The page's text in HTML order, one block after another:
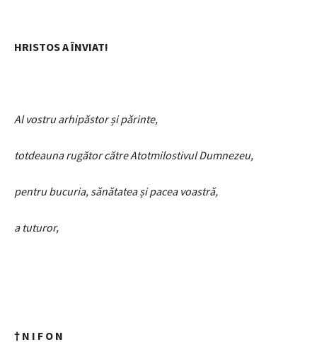
HRISTOS A ÎNVIAT!
Al vostru arhipăstor și părinte,
totdeauna rugător către Atotmilostivul Dumnezeu,
pentru bucuria, sănătatea și pacea voastră,
a tuturor,
† N I F O N